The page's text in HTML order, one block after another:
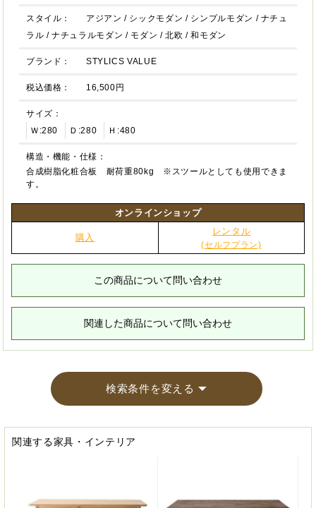
スタイル： アジアン / シックモダン / シンプルモダン / ナチュ
ラル /ナチュラルモダン / モダン /北欧 /和モダン
ブランド： STYLICS VALUE
税込価格： 16,500円
サイズ：
Ｗ:280
Ｄ:280 Ｈ:480
構造・機能・仕様：
合成樹脂化粧合板 耐荷重80kg ※スツールとしても使用できま
す。
オンラインショップ
購入
レンタル
(セルフプラン)
この商品について問い合わせ
関連した商品について問い合わせ
検索条件を変える
関連する家具・インテリア